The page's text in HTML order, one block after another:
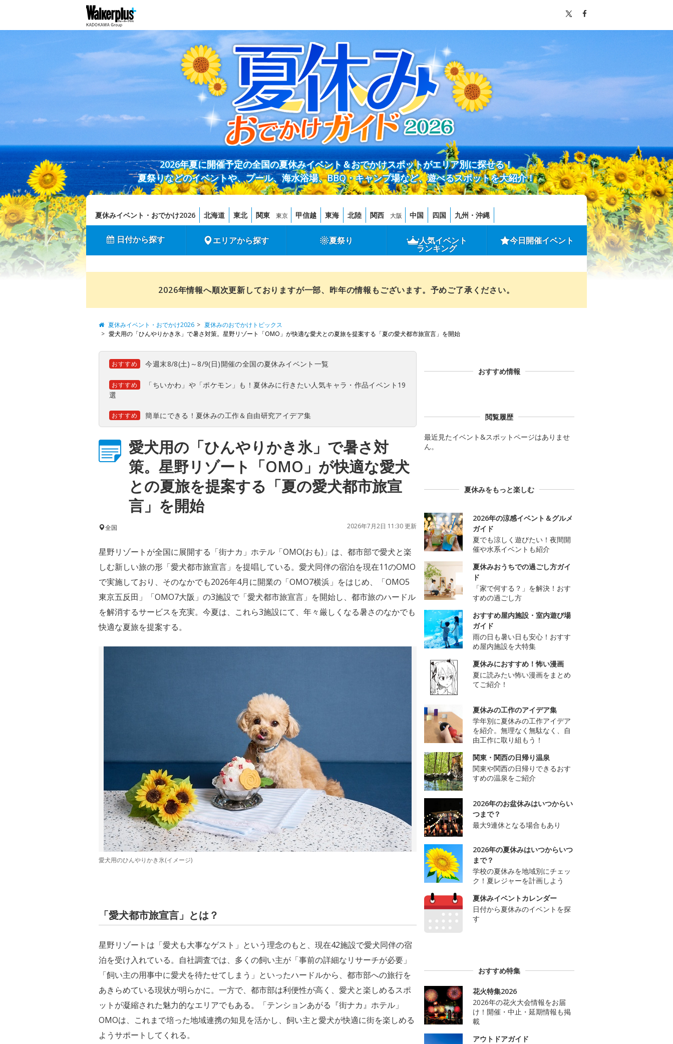
2026年夏に開催予定の全国の夏休みイベント＆おでかけスポットがエリア別に探せる！
夏祭りなどのイベントや、プール、海水浴場、BBQ・キャンプ場など、遊べるスポットを大紹介！
夏休みイベント・おでかけ2026 北海道 東北 関東 東京 甲信越 東海 北陸 関西 大阪 中国 四国 九州・沖縄
日付から探す エリアから探す 夏祭り 人気イベント
ランキング
今日開催イベント
2026年情報へ順次更新しておりますが一部、昨年の情報もございます。予めご了承ください。
夏休みイベント・おでかけ2026
夏休みのおでかけトピックス
愛犬用の「ひんやりかき氷」で暑さ対策。星野リゾート「OMO」が快適な愛犬との夏旅を提案する「夏の愛犬都市旅宣言」を開始
おすすめ 今週末8/8(土)～8/9(日)開催の全国の夏休みイベント一覧
おすすめ
「ちいかわ」や「ポケモン」も！夏休みに行きたい人気キャラ・作品イベント19
選
おすすめ 簡単にできる！夏休みの工作＆自由研究アイデア集
愛犬用の「ひんやりかき氷」で暑さ対
策。星野リゾート「OMO」が快適な愛犬
との夏旅を提案する「夏の愛犬都市旅宣
言」を開始
全国 2026年7月2日 11:30 更新
星野リゾートが全国に展開する「街ナカ」ホテル「OMO(おも)」は、都市部で愛犬と楽
しむ新しい旅の形「愛犬都市旅宣言」を提唱している。愛犬同伴の宿泊を現在11のOMO
で実施しており、そのなかでも2026年4月に開業の「OMO7横浜」をはじめ、「OMO5
東京五反田」「OMO7大阪」の3施設で「愛犬都市旅宣言」を開始し、都市旅のハードル
を解消するサービスを充実。今夏は、これら3施設にて、年々厳しくなる暑さのなかでも
快適な夏旅を提案する。
愛犬用のひんやりかき氷(イメージ)
「愛犬都市旅宣言」とは？
星野リゾートは「愛犬も大事なゲスト」という理念のもと、現在42施設で愛犬同伴の宿
泊を受け入れている。自社調査では、多くの飼い主が「事前の詳細なリサーチが必要」
「飼い主の用事中に愛犬を待たせてしまう」といったハードルから、都市部への旅行を
あきらめている現状が明らかに。一方で、都市部は利便性が高く、愛犬と楽しめるスポ
ットが凝縮された魅力的なエリアでもある。「テンションあがる『街ナカ』ホテル」
OMOは、これまで培った地域連携の知見を活かし、飼い主と愛犬が快適に街を楽しめる
ようサポートしてくれる。
おすすめ情報
閲覧履歴
最近見たイベント&スポットページはありませ
ん。
夏休みをもっと楽しむ
2026年の涼感イベント＆グルメ
ガイド
夏でも涼しく遊びたい！夜間開
催や水系イベントも紹介
夏休みおうちでの過ごし方ガイ
ド
「家で何する？」を解決！おす
すめの過ごし方
おすすめ屋内施設・室内遊び場
ガイド
雨の日も暑い日も安心！おすす
め屋内施設を大特集
夏休みにおすすめ！怖い漫画
夏に読みたい怖い漫画をまとめ
てご紹介！
夏休みの工作のアイデア集
学年別に夏休みの工作アイデア
を紹介。無理なく無駄なく、自
由工作に取り組もう！
関東・関西の日帰り温泉
関東や関西の日帰りできるおす
すめの温泉をご紹介
2026年のお盆休みはいつからい
つまで？
最大9連休となる場合もあり
2026年の夏休みはいつからいつ
まで？
学校の夏休みを地域別にチェッ
ク！夏レジャーを計画しよう
夏休みイベントカレンダー
日付から夏休みのイベントを探
す
おすすめ特集
花火特集2026
2026年の花火大会情報をお届
け！開催・中止・延期情報も掲
載
アウトドアガイド